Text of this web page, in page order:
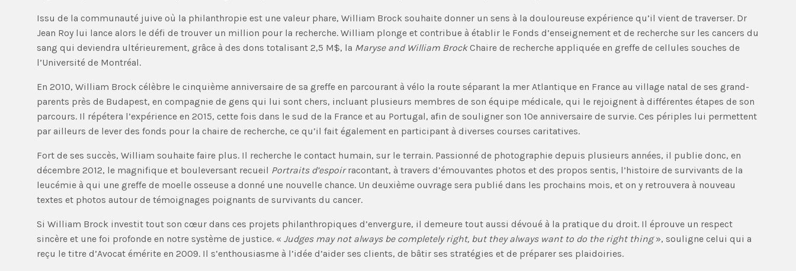
Issu de la communauté juive où la philanthropie est une valeur phare, William Brock souhaite donner un sens à la douloureuse expérience qu’il vient de traverser. Dr
Jean Roy lui lance alors le défi de trouver un million pour la recherche. William plonge et contribue à établir le Fonds d’enseignement et de recherche sur les cancers du
sang qui deviendra ultérieurement, grâce à des dons totalisant 2,5 M$, la Maryse and William BrockChaire de recherche appliquée en greffe de cellules souches de
l’Université de Montréal.
En 2010, William Brock célèbre le cinquième anniversaire de sa greffe en parcourant à vélo la route séparant la mer Atlantique en France au village natal de ses grand-
parents près de Budapest, en compagnie de gens qui lui sont chers, incluant plusieurs membres de son équipe médicale, qui le rejoignent à différentes étapes de son
parcours. Il répétera l’expérience en 2015, cette fois dans le sud de la France et au Portugal, afin de souligner son 10e anniversaire de survie. Ces périples lui permettent
par ailleurs de lever des fonds pour la chaire de recherche, ce qu’il fait également en participant à diverses courses caritatives.
Fort de ses succès, William souhaite faire plus. Il recherche le contact humain, sur le terrain. Passionné de photographie depuis plusieurs années, il publie donc, en
décembre 2012, le magnifique et bouleversant recueil Portraits d’espoirracontant, à travers d’émouvantes photos et des propos sentis, l’histoire de survivants de la
leucémie à qui une greffe de moelle osseuse a donné une nouvelle chance. Un deuxième ouvrage sera publié dans les prochains mois, et on y retrouvera à nouveau
textes et photos autour de témoignages poignants de survivants du cancer.
Si William Brock investit tout son cœur dans ces projets philanthropiques d’envergure, il demeure tout aussi dévoué à la pratique du droit. Il éprouve un respect
sincère et une foi profonde en notre système de justice. « Judges may not always be completely right, but they always want to do the right thing», souligne celui qui a
reçu le titre d’Avocat émérite en 2009. Il s’enthousiasme à l’idée d’aider ses clients, de bâtir ses stratégies et de préparer ses plaidoiries.